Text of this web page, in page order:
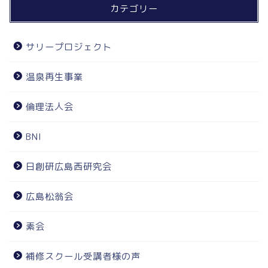
カテゴリー
サリープロジェクト
温泉再生事業
倫理法人会
BNI
日創研広島西研究会
広島松翁会
素会
補修スクール受講者様の声